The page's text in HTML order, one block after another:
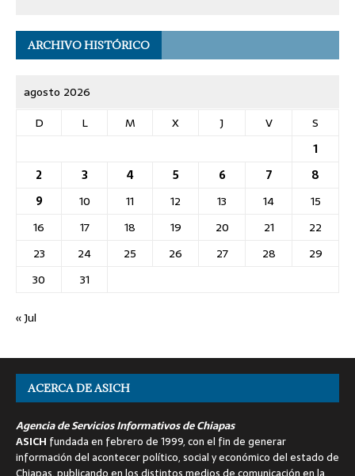
ARCHIVO HISTÓRICO
agosto 2026
D
L M X J V
S
1
2
3 4 5 6 7
8
9
10 11 12 13 14
15
16
17 18 19 20 21
22
23
24 25 26 27 28
29
30
31
« Jul
ACERCA DE ASICH
Agencia de Servicios Informativos de Chiapas
ASICH fundada en febrero de 1999, con el fin de generar
información del acontecer político, social y económico del estado de